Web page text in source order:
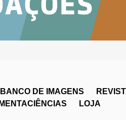
BANCO DE IMAGENS
LOJA